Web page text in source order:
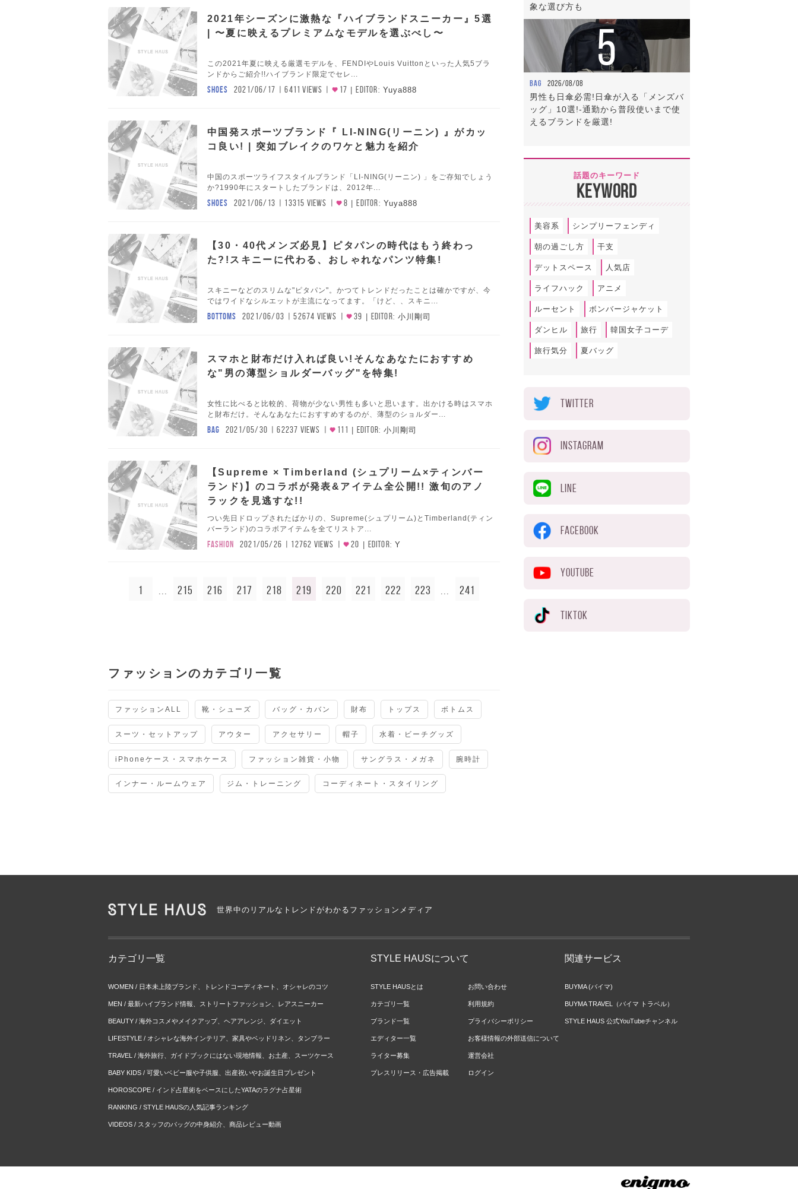
2021年シーズンに激熱な『ハイブランドスニーカー』5選
| 〜夏に映えるプレミアムなモデルを選ぶべし〜
この2021年夏に映える厳選モデルを、FENDIやLouis Vuittonといった人気5ブラ
ンドからご紹介!!ハイブランド限定でセレ...
SHOES 2021/06/17 6411 VIEWS 17 EDITOR: Yuya888
中国発スポーツブランド『 LI-NING(リーニン) 』がカッ
コ良い! | 突如ブレイクのワケと魅力を紹介
中国のスポーツライフスタイルブランド「LI-NING(リーニン) 」をご存知でしょう
か?1990年にスタートしたブランドは、2012年...
SHOES 2021/06/13 13315 VIEWS 8 EDITOR: Yuya888
【30・40代メンズ必見】ピタパンの時代はもう終わっ
た?!スキニーに代わる、おしゃれなパンツ特集!
スキニーなどのスリムな"ピタパン"。かつてトレンドだったことは確かですが、今
ではワイドなシルエットが主流になってます。「けど、、スキニ...
BOTTOMS 2021/06/03 52674 VIEWS 39 EDITOR: 小川剛司
スマホと財布だけ入れば良い!そんなあなたにおすすめ
な"男の薄型ショルダーバッグ"を特集!
女性に比べると比較的、荷物が少ない男性も多いと思います。出かける時はスマホ
と財布だけ。そんなあなたにおすすめするのが、薄型のショルダー...
BAG 2021/05/30 62237 VIEWS 111 EDITOR: 小川剛司
【Supreme × Timberland (シュプリーム×ティンバー
ランド)】のコラボが発表&アイテム全公開!! 激旬のアノ
ラックを見逃すな!!
つい先日ドロップされたばかりの、Supreme(シュプリーム)とTimberland(ティン
バーランド)のコラボアイテムを全てリストア...
FASHION 2021/05/26 12762 VIEWS 20 EDITOR: Y
1 ... 215 216 217 218 219 220 221 222 223 ... 241
ファッションのカテゴリ一覧
ファッションALL 靴・シューズ バッグ・カバン 財布 トップス ボトムス
スーツ・セットアップ アウター アクセサリー 帽子 水着・ビーチグッズ
iPhoneケース・スマホケース ファッション雑貨・小物 サングラス・メガネ 腕時計
インナー・ルームウェア ジム・トレーニング コーディネート・スタイリング
象な選び方も
5
BAG 2026/08/08
男性も日傘必需!日傘が入る「メンズバ
ッグ」10選!-通勤から普段使いまで使
えるブランドを厳選!
話題のキーワード
KEYWORD
美容系 シンプリーフェンディ
朝の過ごし方 干支
デットスペース 人気店
ライフハック アニメ
ルーセント ボンバージャケット
ダンヒル 旅行 韓国女子コーデ
旅行気分 夏バッグ
TWITTER
INSTAGRAM
LINE
FACEBOOK
YOUTUBE
TIKTOK
世界中のリアルなトレンドがわかるファッションメディア
カテゴリ一覧
WOMEN / 日本未上陸ブランド、トレンドコーディネート、オシャレのコツ
MEN / 最新ハイブランド情報、ストリートファッション、レアスニーカー
BEAUTY / 海外コスメやメイクアップ、ヘアアレンジ、ダイエット
LIFESTYLE / オシャレな海外インテリア、家具やベッドリネン、タンブラー
TRAVEL / 海外旅行、ガイドブックにはない現地情報、お土産、スーツケース
BABY KIDS / 可愛いベビー服や子供服、出産祝いやお誕生日プレゼント
HOROSCOPE / インド占星術をベースにしたYATAのラグナ占星術
RANKING / STYLE HAUSの人気記事ランキング
VIDEOS / スタッフのバッグの中身紹介、商品レビュー動画
STYLE HAUSについて
STYLE HAUSとは
カテゴリ一覧
ブランド一覧
エディター一覧
ライター募集
プレスリリース・広告掲載
お問い合わせ
利用規約
プライバシーポリシー
お客様情報の外部送信について
運営会社
ログイン
関連サービス
BUYMA (バイマ)
BUYMA TRAVEL（バイマ トラベル）
STYLE HAUS 公式YouTubeチャンネル